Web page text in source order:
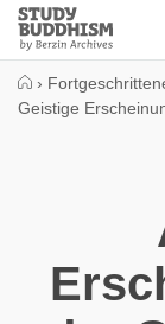
Close
Study
Buddhism
›
Geistige